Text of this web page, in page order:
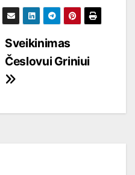
Sveikinimas
Česlovui Griniui